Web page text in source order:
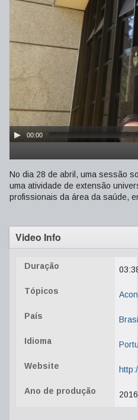
00:00
No dia 28 de abril, uma sessão
uma atividade de extensão
profissionais da área da saúde,
Video Info
Duração
Tópicos
País Brasil
Idioma
Website
Ano de produção 2016